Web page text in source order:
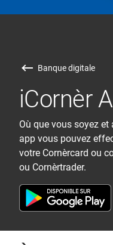
Banque digitale
iCornèr
Où que vous soyez
app vous pouvez
votre Cornèrcard ou
ou Cornèrtrader.